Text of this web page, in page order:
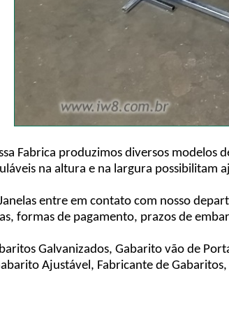
Fabrica produzimos diversos modelos
na altura e na largura
entre em contato com nosso
formas de pagamento, prazos de
Galvanizados, Gabarito vão de
Ajustável, Fabricante de